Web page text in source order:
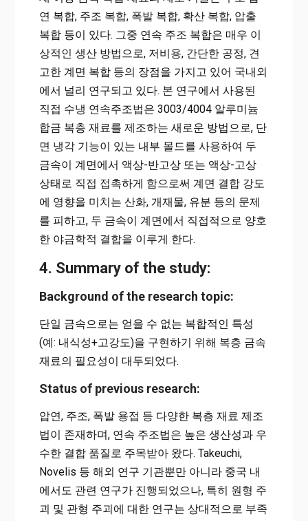
연 복합, 주조 복합, 폭발 복합, 확산 복합, 압출
복합 등이 있다. 그중 연속 주조 복합은 매우 이
상적인 생산 방법으로, 저비용, 간단한 공정, 견
고한 계면 복합 등의 장점을 가지고 있어 국내외
에서 널리 연구되고 있다. 본 연구에서 사용된
직접 수냉 연속주조법은 3003/4004 알루미늄
합금 복층 재료를 제조하는 새로운 방법으로, 단
면 냉각 기능이 있는 내부 몰드를 사용하여 두
금속이 계면에서 액상-반고상 또는 액상-고상
상태로 직접 접촉하게 함으로써 계면 결합 강도
에 영향을 미치는 산화, 개재물, 유분 등의 문제
를 피하고, 두 금속이 계면에서 직접적으로 양호
한 야금학적 결합을 이루게 한다.
4. Summary of the study:
Background of the research topic:
단일 금속으로는 얻을 수 없는 복합적인 특성
(예: 내식성+고강도)을 구현하기 위해 복층 금속
재료의 필요성이 대두되었다.
Status of previous research:
압연, 주조, 폭발 용접 등 다양한 복층 재료 제조
법이 존재하며, 연속 주조법은 높은 생산성과 우
수한 결합 품질로 주목받아 왔다. Takeuchi,
Novelis 등 해외 연구 기관뿐만 아니라 중국 내
에서도 관련 연구가 진행되었으나, 특히 원형 주
괴 및 관형 주괴에 대한 연구는 상대적으로 부족